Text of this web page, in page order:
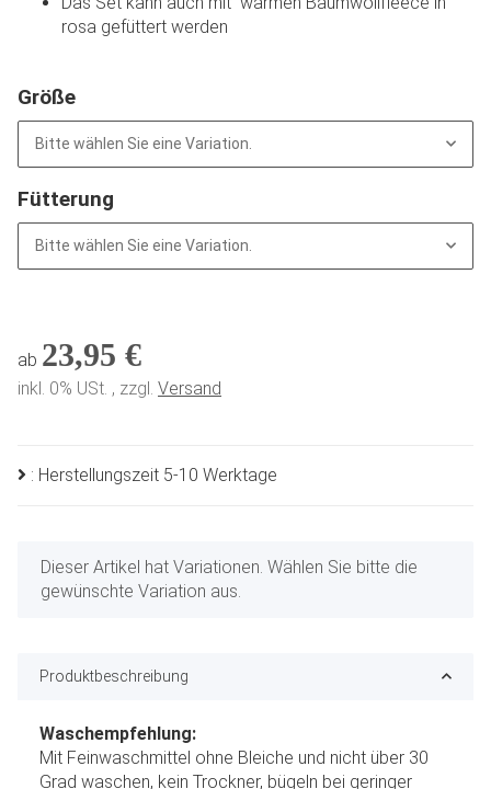
rosa gefüttert werden
Größe
Bitte wählen Sie eine Variation.
Fütterung
Bitte wählen Sie eine Variation.
ab 23,95 €
inkl. 0% USt. , zzgl. Versand
: Herstellungszeit 5-10 Werktage
x
Dieser Artikel hat Variationen. Wählen Sie bitte die
gewünschte Variation aus.
Produktbeschreibung
Waschempfehlung:
Mit Feinwaschmittel ohne Bleiche und nicht über 30
Grad waschen, kein Trockner, bügeln bei geringer